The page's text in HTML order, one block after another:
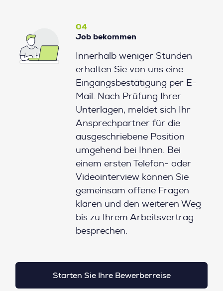
04
Job bekommen
Innerhalb weniger Stunden
erhalten Sie von uns eine
Eingangsbestätigung per E-
Mail. Nach Prüfung Ihrer
Unterlagen, meldet sich Ihr
Ansprechpartner für die
ausgeschriebene Position
umgehend bei Ihnen. Bei
einem ersten Telefon- oder
Videointerview können Sie
gemeinsam offene Fragen
klären und den weiteren Weg
bis zu Ihrem Arbeitsvertrag
besprechen.
Starten Sie Ihre Bewerberreise